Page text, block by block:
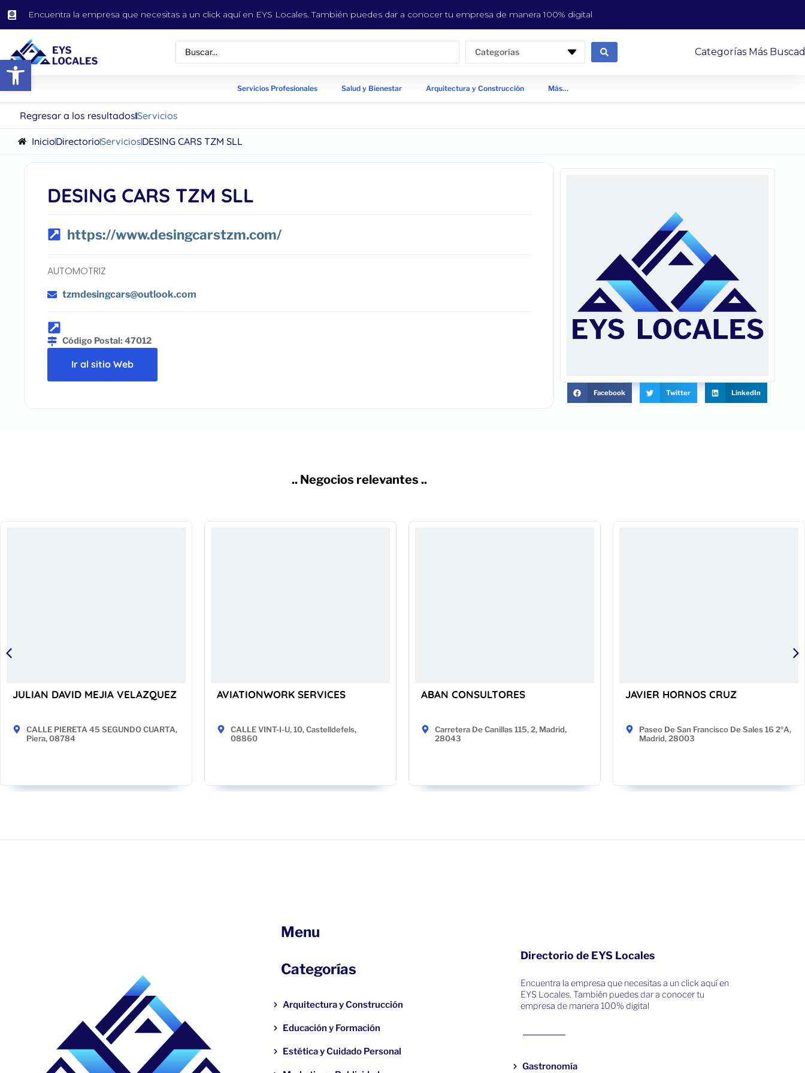
Abrir barra de herramientas
Encuentra la empresa que necesitas a un click aquí en EYS Locales. También puedes dar a conocer tu empresa de manera 100% digital
Categorías Categorías Más
Servicios Profesionales Salud y Bienestar Arquitectura y Construcción Más…
Regresar a los resultadosServicios
InicioDirectorioServiciosDESING CARS TZM SLL
DESING CARS TZM SLL
https://www.desingcarstzm.com/
AUTOMOTRIZ
tzmdesingcars@outlook.com
Código Postal: 47012
Ir al sitio Web
Facebook Twitter LinkedIn
.. Negocios relevantes ..
JULIAN DAVID MEJIA VELAZQUEZ
CALLE PIERETA 45 SEGUNDO CUARTA,
Piera, 08784
AVIATIONWORK SERVICES
CALLE VINT-I-U, 10, Castelldefels,
08860
ABAN CONSULTORES
Carretera De Canillas 115, 2, Madrid,
28043
JAVIER HORNOS CRUZ
Paseo De San Francisco De Sales 16 2ºA,
Madrid, 28003
Menu
Categorías
Arquitectura y Construcción
Educación y Formación
Estética y Cuidado Personal
Directorio de EYS Locales
Encuentra la empresa que necesitas a un click aquí en
EYS Locales. También puedes dar a conocer tu
empresa de manera 100% digital
Gastronomía